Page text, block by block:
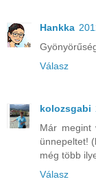
Hankka
Válasz
kolozsgabi
Már megint
ünnepeltet!
még több
Válasz